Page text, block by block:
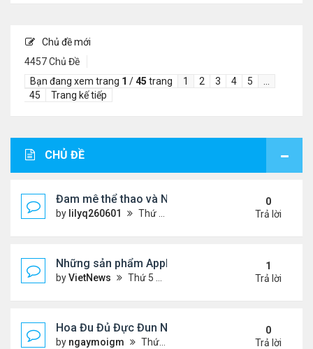
Chủ đề mới
4457 Chủ Đề
Bạn đang xem trang 1 /45 trang 1 2 3 4 5
45
Trang kế tiếp
CHỦ ĐỀ
Đam mê thể thao và Ngôn ngữ thiết kế: Góc nhìn
by lilyq260601 Thứ 4 Tháng 7 22, 2026 7:13 pm
0
Trả lời
Những sản phẩm Apple có thể ra mắt ngày 8/3
byVietNews Thứ 5 Tháng 3 03, 2022 12:34 pm
1
Trả lời
Hoa Đu Đủ Đực Đun Nước Uống Với Những Tác
by ngaymoigm Thứ 5 Tháng 11 02, 2023 4:44 am
0
Trả lời